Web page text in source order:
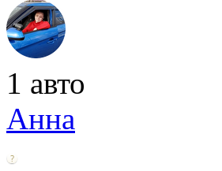
1 авто
Анна